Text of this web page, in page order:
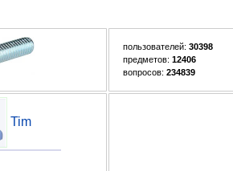
пользователей: 30398
предметов: 12406
вопросов: 234839
Tim